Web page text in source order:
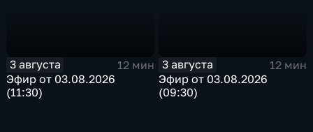
3 августа
12 мин
Эфир от 03.08.2026
(11:30)
3 августа
12 мин
Эфир от 03.08.2026
(09:30)